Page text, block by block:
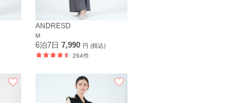
ANDRESD
M
6泊7日 7,990 円 (税込)
264件